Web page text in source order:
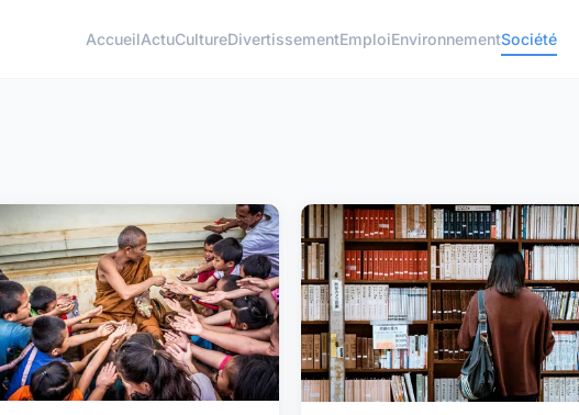
AccueilActuCultureDivertissementEmploiEnvironnementSociété